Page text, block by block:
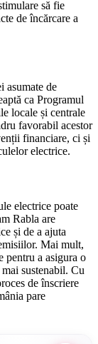
să fie
de încărcare a
asumate de
ca Programul
locale și centrale
favorabil acestor
financiare, ci și
electrice.
electrice poate
Rabla are
și de a ajuta
Mai mult,
pentru a asigura o
sustenabil. Cu
de înscriere
pare